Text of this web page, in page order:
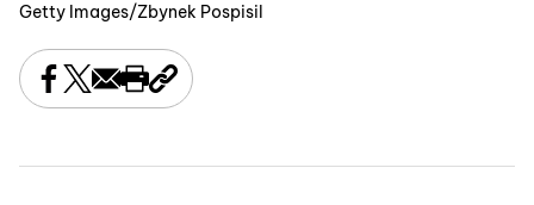
Getty Images/Zbynek Pospisil
Share this on Facebook
Share this on X
Share this by email
Print this page
Copy the page address